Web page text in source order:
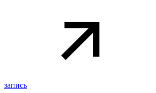
запись